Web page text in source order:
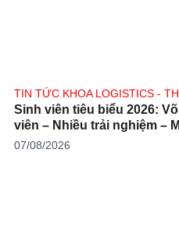
TIN TỨC KHOA LOGISTICS -
Sinh viên tiêu biểu 2026:
viên – Nhiều trải
07/08/2026